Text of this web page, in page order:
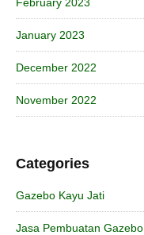
January 2023
December 2022
November 2022
Categories
Gazebo Kayu Jati
Jasa Pembuatan Gazebo